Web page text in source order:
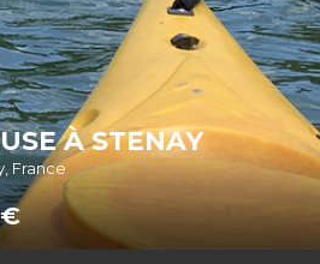
À STENAY
France
€